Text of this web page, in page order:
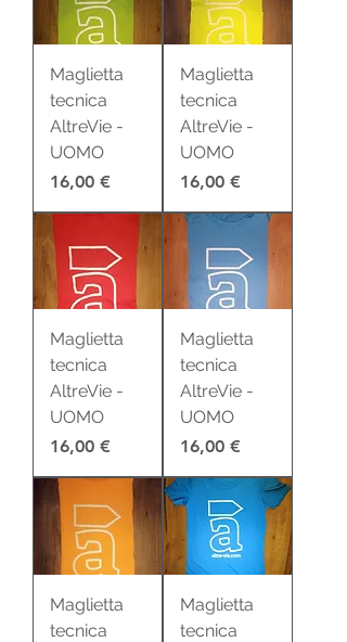
Maglietta
tecnica
AltreVie -
UOMO
Prezzo
16,00 €
Maglietta
tecnica
AltreVie -
UOMO
Prezzo
16,00 €
Maglietta
tecnica
AltreVie -
UOMO
Prezzo
16,00 €
Maglietta
tecnica
AltreVie -
UOMO
Prezzo
16,00 €
Maglietta
tecnica
Maglietta
tecnica